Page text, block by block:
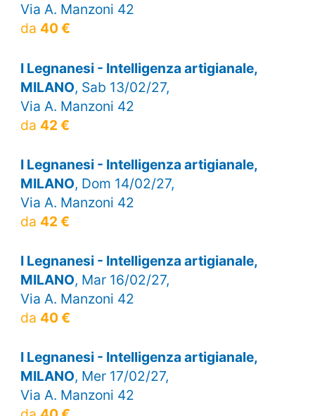
Via A. Manzoni 42
da 40 €
I Legnanesi - Intelligenza artigianale,
MILANO, Sab 13/02/27,
Via A. Manzoni 42
da 42 €
I Legnanesi - Intelligenza artigianale,
MILANO, Dom 14/02/27,
Via A. Manzoni 42
da 42 €
I Legnanesi - Intelligenza artigianale,
MILANO, Mar 16/02/27,
Via A. Manzoni 42
da 40 €
I Legnanesi - Intelligenza artigianale,
MILANO, Mer 17/02/27,
Via A. Manzoni 42